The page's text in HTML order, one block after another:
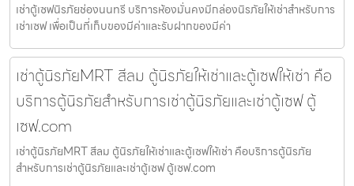
เช่าตู้เซฟนิรภัยช่องนนทรี บริการห้องมั่นคงมีกล่องนิรภัยให้เช่าสำหรับการ
เช่าเซฟ เพื่อเป็นที่เก็บของมีค่าและรับฝากของมีค่า
เช่าตู้นิรภัยMRT สีลม ตู้นิรภัยให้เช่าและตู้เซฟให้เช่า คือ
บริการตู้นิรภัยสำหรับการเช่าตู้นิรภัยและเช่าตู้เซฟ ตู้
เซฟ.com
เช่าตู้นิรภัยMRT สีลม ตู้นิรภัยให้เช่าและตู้เซฟให้เช่า คือบริการตู้นิรภัย
สำหรับการเช่าตู้นิรภัยและเช่าตู้เซฟ ตู้เซฟ.com